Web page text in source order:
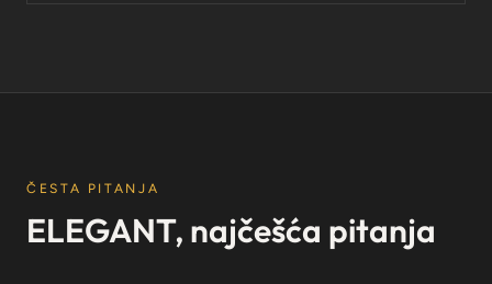
ČESTA PITANJA
ELEGANT, najčešća pitanja